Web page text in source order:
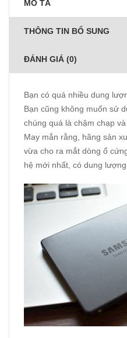
MÔ TẢ
THÔNG TIN BỔ SUNG
ĐÁNH GIÁ (0)
Bạn có quá nhiều dung
Bạn cũng không muốn sử
chúng quá là chậm chạp
May mắn rằng, hãng sản
vừa cho ra mắt dòng ổ
hệ mới nhất, có dung